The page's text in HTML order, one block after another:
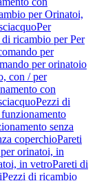
per Orinatoi,
Per
di ricambio per Per
per
per orinatoio
con / per
con
Pezzi di
senza
coperchioPareti
orinatoi, in
in vetroPareti di
Pezzi di ricambio